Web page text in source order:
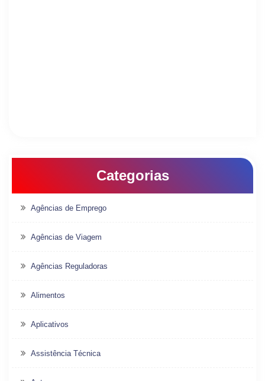
Categorias
Agências de Emprego
Agências de Viagem
Agências Reguladoras
Alimentos
Aplicativos
Assistência Técnica